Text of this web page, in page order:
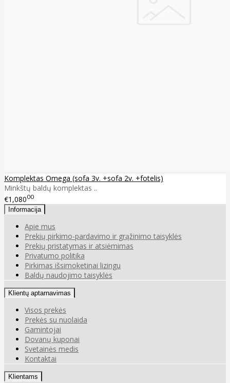
Komplektas Omega (sofa 3v. +sofa 2v. +fotelis)
Minkštų baldų komplektas ..
€1,08000
Informacija
Apie mus
Prekių pirkimo-pardavimo ir grąžinimo taisyklės
Prekių pristatymas ir atsiėmimas
Privatumo politika
Pirkimas išsimoketinai lizingu
Baldų naudojimo taisyklės
Klientų aptarnavimas
Visos prekės
Prekės su nuolaida
Gamintojai
Dovanų kuponai
Svetainės medis
Kontaktai
Klientams